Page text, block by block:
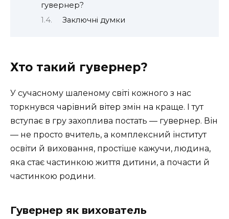
гувернер?
Заключні думки
Хто такий гувернер?
У сучасному шаленому світі кожного з нас
торкнувся чарівний вітер змін на краще. І тут
вступає в гру захоплива постать — гувернер. Він
— не просто вчитель, а комплексний інститут
освіти й виховання, простіше кажучи, людина,
яка стає частинкою життя дитини, а почасти й
частинкою родини. ‍
Гувернер як вихователь